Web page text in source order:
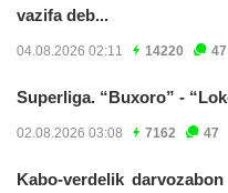
vazifa deb...
04.08.2026 02:11 14220 47
Superliga. “Buxoro” -
02.08.2026 03:08 7162 47
Kabo-verdelik